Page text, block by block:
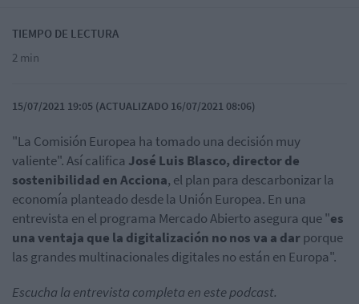
TIEMPO DE LECTURA
2 min
15/07/2021 19:05 (ACTUALIZADO 16/07/2021 08:06)
"La Comisión Europea ha tomado una decisión muy
valiente". Así califica José Luis Blasco, director de
sostenibilidad en Acciona, el plan para descarbonizar la
economía planteado desde la Unión Europea. En una
entrevista en el programa Mercado Abierto asegura que "es
una ventaja que la digitalización no nos va a darporque
las grandes multinacionales digitales no están en Europa".
Escucha la entrevista completa en este podcast.